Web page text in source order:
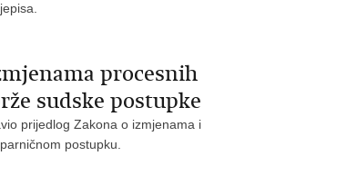
procesnih
sudske postupke
prijedlog Zakona o izmjenama i
postupku.